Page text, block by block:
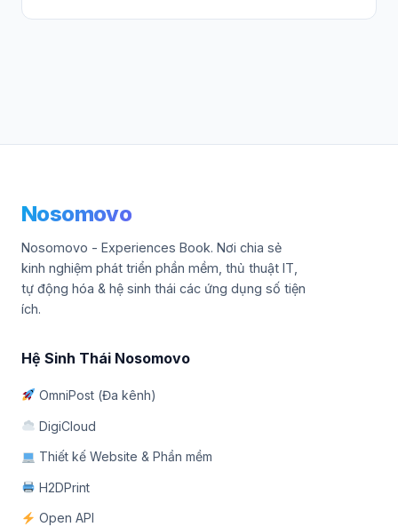
Nosomovo
Nosomovo - Experiences Book. Nơi chia sẻ
kinh nghiệm phát triển phần mềm, thủ thuật IT,
tự động hóa & hệ sinh thái các ứng dụng số tiện
ích.
Hệ Sinh Thái Nosomovo
OmniPost (Đa kênh)
DigiCloud
Thiết kế Website & Phần mềm
H2DPrint
Open API